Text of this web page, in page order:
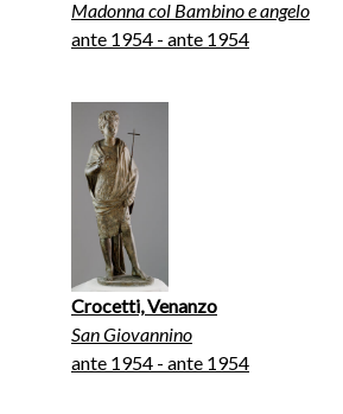
Madonna col Bambino e angelo
ante 1954 - ante 1954
Crocetti, Venanzo
San Giovannino
ante 1954 - ante 1954